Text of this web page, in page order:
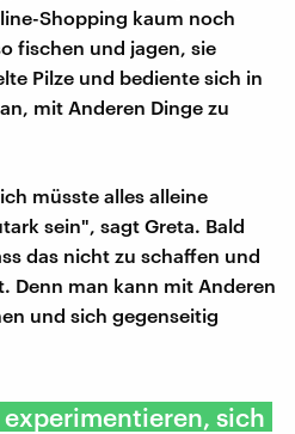
Shopping kaum noch
fischen und jagen, sie
Pilze und bediente sich in
mit Anderen Dinge zu
müsste alles alleine
sein", sagt Greta. Bald
das nicht zu schaffen und
Denn man kann mit Anderen
und sich gegenseitig
experimentieren, sich